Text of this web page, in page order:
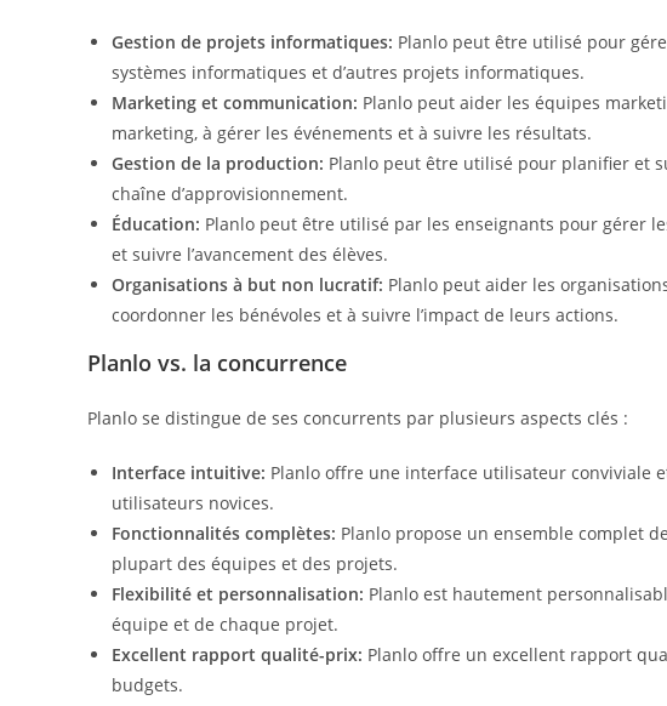
Gestion de projets informatiques: Planlo peut être utilisé pour
systèmes informatiques et d’autres projets informatiques.
Marketing et communication: Planlo peut aider les équipes
marketing, à gérer les événements et à suivre les résultats.
Gestion de la production: Planlo peut être utilisé pour planifier et
chaîne d’approvisionnement.
Éducation: Planlo peut être utilisé par les enseignants pour gérer
et suivre l’avancement des élèves.
Organisations à but non lucratif: Planlo peut aider les
coordonner les bénévoles et à suivre l’impact de leurs actions.
Planlo vs. la concurrence
Planlo se distingue de ses concurrents par plusieurs aspects clés :
Interface intuitive: Planlo offre une interface utilisateur conviviale
utilisateurs novices.
Fonctionnalités complètes: Planlo propose un ensemble complet
plupart des équipes et des projets.
Flexibilité et personnalisation: Planlo est hautement
équipe et de chaque projet.
Excellent rapport qualité-prix: Planlo offre un excellent rapport
budgets.